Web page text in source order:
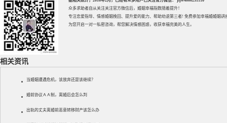
众多求助者自从关注关注官方微信后，婚姻幸福指数随着提升！
专注恋爱指导、 情感婚姻挽回 、提升爱的能力、帮助劝退第三者! 免费参加幸福婚婚姻讲
为您开启一对一私密咨询，帮您解决情感困惑，收获幸福完美的人生。
相关资讯
当婚姻遭遇危机，该放弃还是该继续？
婚前协议ＡＡ制，离婚后会怎么判
出轨的丈夫离婚前恶意转移财产该怎么办